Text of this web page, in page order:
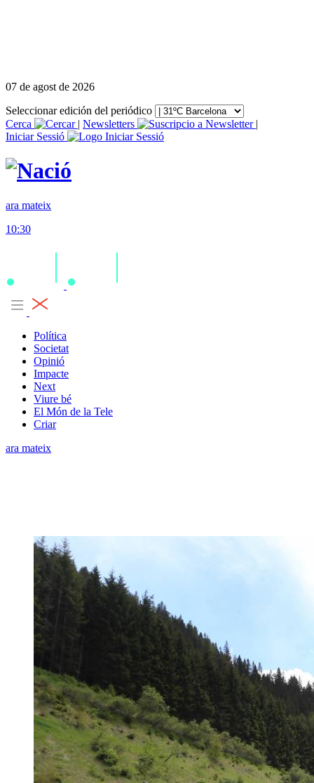
07 de agost de 2026
Seleccionar edición del periódico
Cerca
| Newsletters
|
Iniciar Sessió
ara mateix
10:30
Política
Societat
Opinió
Impacte
Next
Viure bé
El Món de la Tele
Criar
ara mateix